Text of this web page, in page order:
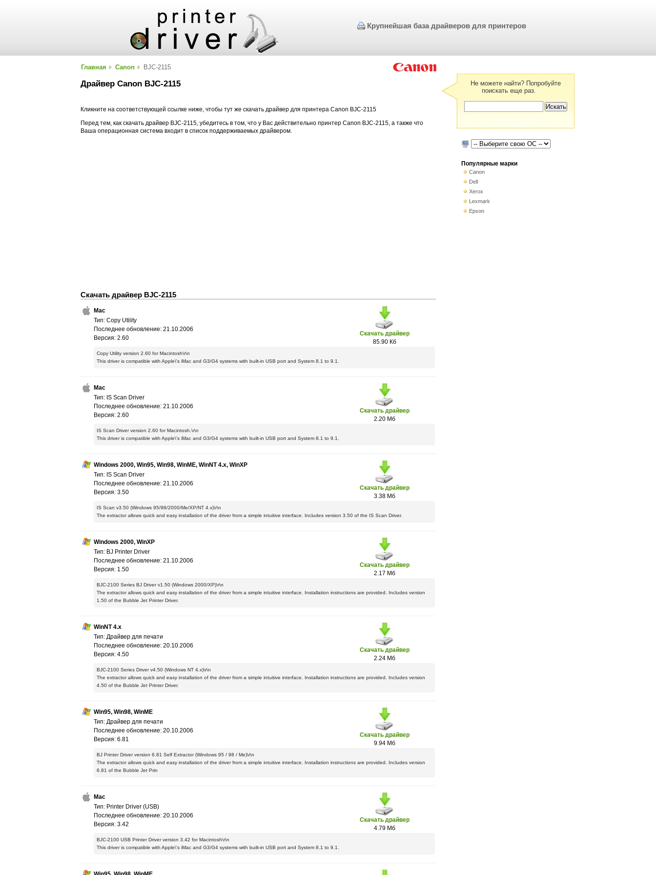
Крупнейшая база драйверов для принтеров
Главная Canon BJC-2115
Драйвер Canon BJC-2115
Кликните на соответствующей ссылке ниже, чтобы тут же скачать драйвер для принтера Canon BJC-2115
Перед тем, как скачать драйвер BJC-2115, убедитесь в том, что у Вас действительно принтер Canon BJC-2115, а также что
Ваша операционная система входит в список поддерживаемых драйвером.
Скачать драйвер BJC-2115
Скачать драйвер
85.90 Кб
Mac
Тип: Copy Utility
Последнее обновление: 21.10.2006
Версия: 2.60
Copy Utility version 2.60 for Macintosh\r\n
This driver is compatible with Apple\'s iMac and G3/G4 systems with built-in USB port and System 8.1 to 9.1.
Скачать драйвер
2.20 Мб
Mac
Тип: IS Scan Driver
Последнее обновление: 21.10.2006
Версия: 2.60
IS Scan Driver version 2.60 for Macintosh.\r\n
This driver is compatible with Apple\'s iMac and G3/G4 systems with built-in USB port and System 8.1 to 9.1.
Скачать драйвер
3.38 Мб
Windows 2000, Win95, Win98, WinME, WinNT 4.x, WinXP
Тип: IS Scan Driver
Последнее обновление: 21.10.2006
Версия: 3.50
IS Scan v3.50 (Windows 95/98/2000/Me/XP/NT 4.x)\r\n
The extractor allows quick and easy installation of the driver from a simple intuitive interface. Includes version 3.50 of the IS Scan Driver.
Скачать драйвер
2.17 Мб
Windows 2000, WinXP
Тип: BJ Printer Driver
Последнее обновление: 21.10.2006
Версия: 1.50
BJC-2100 Series BJ Driver v1.50 (Windows 2000/XP)\r\n
The extractor allows quick and easy installation of the driver from a simple intuitive interface. Installation instructions are provided. Includes version
1.50 of the Bubble Jet Printer Driver.
Скачать драйвер
2.24 Мб
WinNT 4.x
Тип: Драйвер для печати
Последнее обновление: 20.10.2006
Версия: 4.50
BJC-2100 Series Driver v4.50 (Windows NT 4.x)\r\n
The extractor allows quick and easy installation of the driver from a simple intuitive interface. Installation instructions are provided. Includes version
4.50 of the Bubble Jet Printer Driver.
Скачать драйвер
9.94 Мб
Win95, Win98, WinME
Тип: Драйвер для печати
Последнее обновление: 20.10.2006
Версия: 6.81
BJ Printer Driver version 6.81 Self Extractor (Windows 95 / 98 / Me)\r\n
The extractor allows quick and easy installation of the driver from a simple intuitive interface. Installation instructions are provided. Includes version
6.81 of the Bubble Jet Prin
Скачать драйвер
4.79 Мб
Mac
Тип: Printer Driver (USB)
Последнее обновление: 20.10.2006
Версия: 3.42
BJC-2100 USB Printer Driver version 3.42 for Macintosh\r\n
This driver is compatible with Apple\'s iMac and G3/G4 systems with built-in USB port and System 8.1 to 9.1.
Не можете найти? Попробуйте
поискать еще раз.
Популярные марки
Canon
Dell
Xerox
Lexmark
Epson